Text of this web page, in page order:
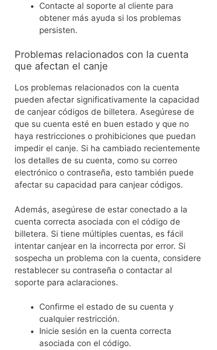
Contacte al soporte al cliente para
obtener más ayuda si los problemas
persisten.
Problemas relacionados con la cuenta
que afectan el canje
Los problemas relacionados con la cuenta
pueden afectar significativamente la capacidad
de canjear códigos de billetera. Asegúrese de
que su cuenta esté en buen estado y que no
haya restricciones o prohibiciones que puedan
impedir el canje. Si ha cambiado recientemente
los detalles de su cuenta, como su correo
electrónico o contraseña, esto también puede
afectar su capacidad para canjear códigos.
Además, asegúrese de estar conectado a la
cuenta correcta asociada con el código de
billetera. Si tiene múltiples cuentas, es fácil
intentar canjear en la incorrecta por error. Si
sospecha un problema con la cuenta, considere
restablecer su contraseña o contactar al
soporte para aclaraciones.
Confirme el estado de su cuenta y
cualquier restricción.
Inicie sesión en la cuenta correcta
asociada con el código.